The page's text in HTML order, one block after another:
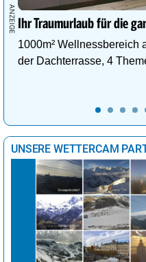
Ihr Traumurlaub für die
1000m² Wellnessbereich
der Dachterrasse, 4
UNSERE WETTERCAM